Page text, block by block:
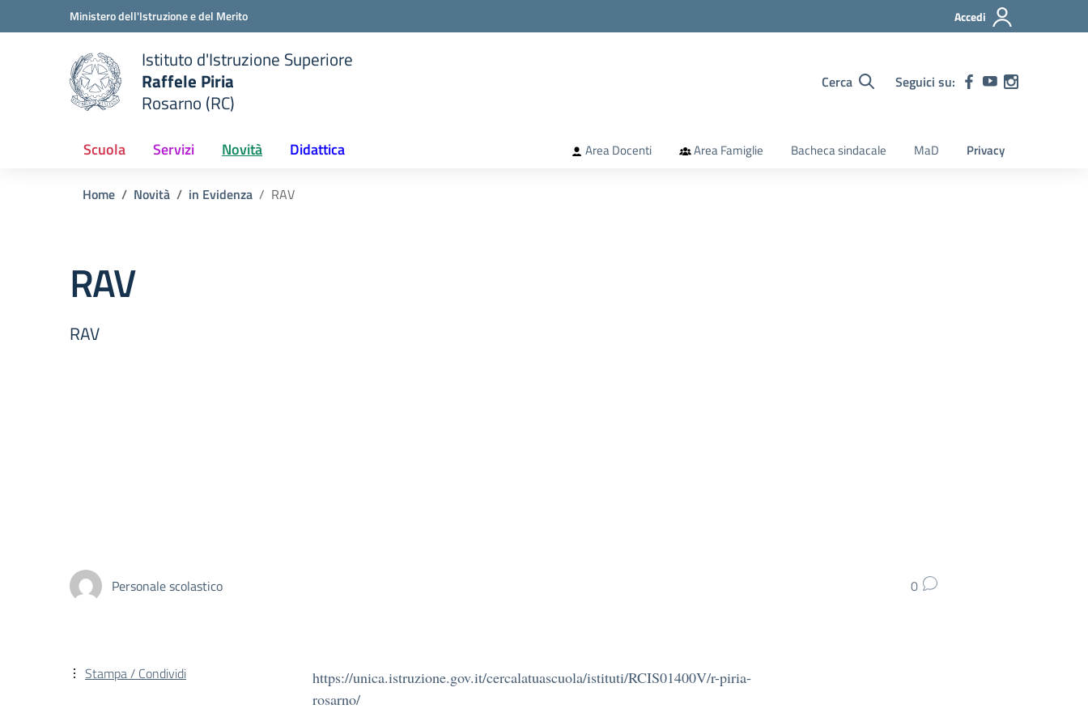
Vai ai contenuti
Vai al menu di navigazioneMinistero dell'Istruzione e del Merito Accedi
scuola
Istituto d'Istruzione Superiore
Raffele Piria
Rosarno (RC)
Cerca Seguici su:
Scuola Servizi Novità Didattica Area Docenti Area Famiglie Bacheca sindacale MaD Privacy
Home Novità in Evidenza RAV
RAV
RAV
Personale scolastico 0
https://unica.istruzione.gov.it/cercalatuascuola/istituti/RCIS01400V/r-piria-
rosarno/
Stampa / Condividi